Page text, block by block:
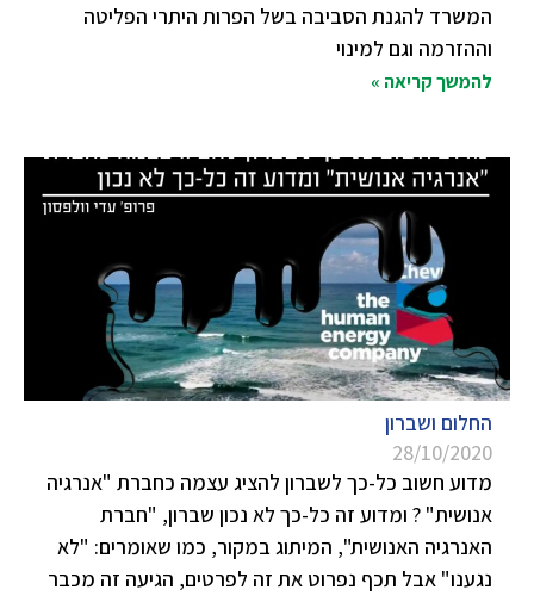
המשרד להגנת הסביבה בשל הפרות היתרי הפליטה
וההזרמה וגם למינוי
להמשך קריאה »
החלום ושברון
28/10/2020
מדוע חשוב כל-כך לשברון להציג עצמה כחברת "אנרגיה
אנושית" ? ומדוע זה כל-כך לא נכון שברון, "חברת
האנרגיה האנושית", המיתוג במקור, כמו שאומרים: "לא
נגענו" אבל תכף נפרוט את זה לפרטים, הגיעה זה מכבר